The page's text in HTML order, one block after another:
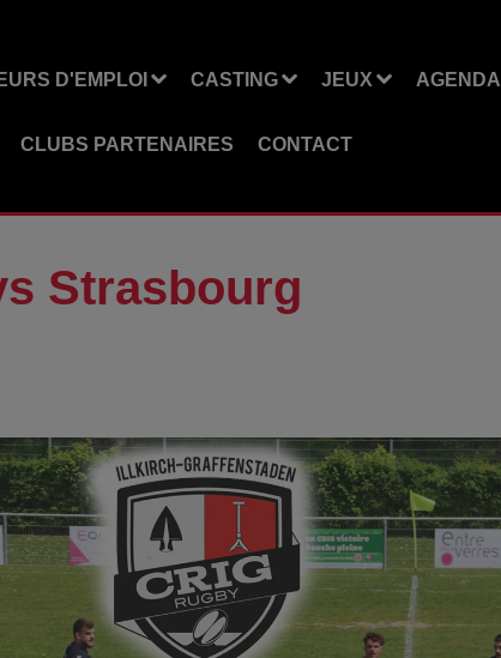
D'EMPLOI CASTING JEUX AGENDA
CLUBS PARTENAIRES CONTACT
Strasbourg